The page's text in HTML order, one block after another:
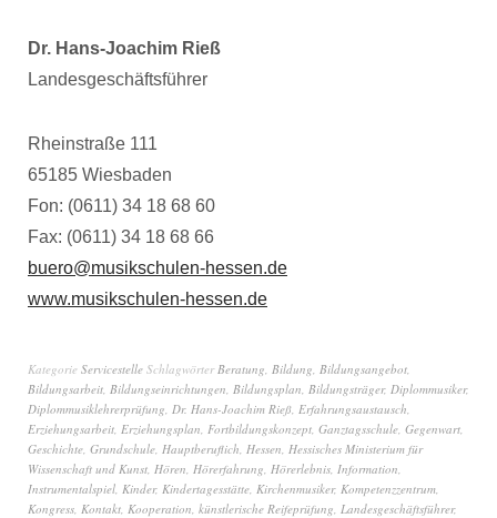
Dr. Hans-Joachim Rieß
Landesgeschäftsführer
Rheinstraße 111
65185 Wiesbaden
Fon: (0611) 34 18 68 60
Fax: (0611) 34 18 68 66
buero@musikschulen-hessen.de
www.musikschulen-hessen.de
Kategorie Servicestelle SchlagwörterBeratung, Bildung, Bildungsangebot,
Bildungsarbeit, Bildungseinrichtungen, Bildungsplan, Bildungsträger, Diplommusiker,
Diplommusiklehrerprüfung, Dr. Hans-Joachim Rieß, Erfahrungsaustausch,
Erziehungsarbeit, Erziehungsplan, Fortbildungskonzept, Ganztagsschule, Gegenwart,
Geschichte, Grundschule, Hauptberuflich, Hessen, Hessisches Ministerium für
Wissenschaft und Kunst, Hören, Hörerfahrung, Hörerlebnis, Information,
Instrumentalspiel, Kinder, Kindertagesstätte, Kirchenmusiker, Kompetenzzentrum,
Kongress, Kontakt, Kooperation, künstlerische Reifeprüfung, Landesgeschäftsführer,